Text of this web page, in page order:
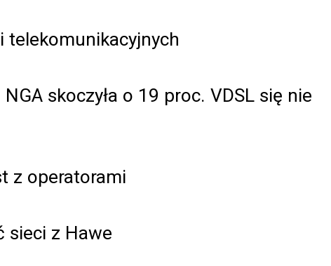
telekomunikacyjnych
skoczyła o 19 proc. VDSL się nie
z operatorami
sieci z Hawe